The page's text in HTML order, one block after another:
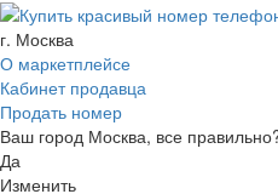
г. Москва
О маркетплейсе
Кабинет продавца
Продать номер
Ваш город Москва, все
Да
Изменить